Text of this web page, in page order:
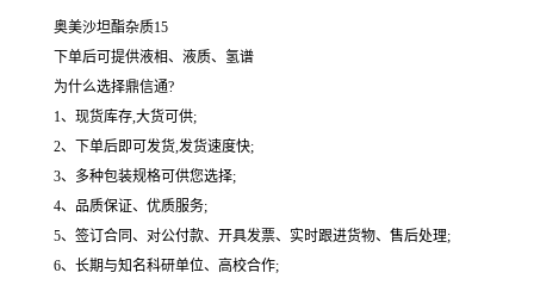
奥美沙坦酯杂质15
下单后可提供液相、液质、氢谱
为什么选择鼎信通?
1、现货库存,大货可供;
2、下单后即可发货,发货速度快;
3、多种包装规格可供您选择;
4、品质保证、优质服务;
5、签订合同、对公付款、开具发票、实时跟进货物、售后处理;
6、长期与知名科研单位、高校合作;